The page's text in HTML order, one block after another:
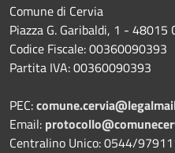
Comune di Cervia
Piazza G. Garibaldi, 1 - 48015
Codice Fiscale: 00360090393
Partita IVA: 00360090393
PEC:
Email:
Centralino Unico: 0544/